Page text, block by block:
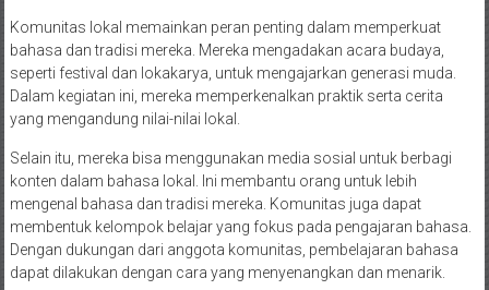
Komunitas lokal memainkan peran penting dalam memperkuat
bahasa dan tradisi mereka. Mereka mengadakan acara budaya,
seperti festival dan lokakarya, untuk mengajarkan generasi muda.
Dalam kegiatan ini, mereka memperkenalkan praktik serta cerita
yang mengandung nilai-nilai lokal.
Selain itu, mereka bisa menggunakan media sosial untuk berbagi
konten dalam bahasa lokal. Ini membantu orang untuk lebih
mengenal bahasa dan tradisi mereka. Komunitas juga dapat
membentuk kelompok belajar yang fokus pada pengajaran bahasa.
Dengan dukungan dari anggota komunitas, pembelajaran bahasa
dapat dilakukan dengan cara yang menyenangkan dan menarik.